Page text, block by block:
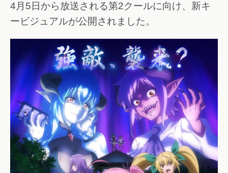
4月5日から放送される第2クールに向け、新キ
ービジュアルが公開されました。